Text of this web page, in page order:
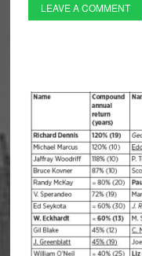
LEAVE A COMMENT